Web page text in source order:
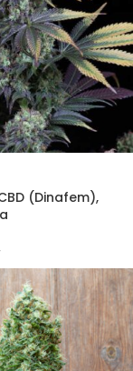
(Dinafem),